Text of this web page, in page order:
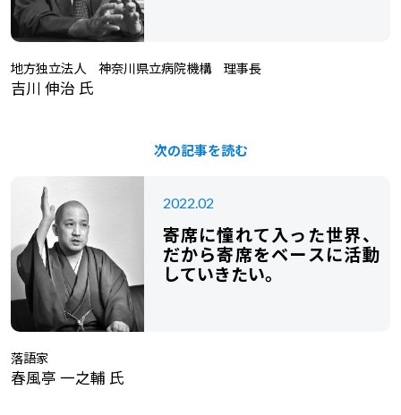
地方独立法人 神奈川県立病院機構 理事長
吉川 伸治 氏
次の記事を読む
2022.02
寄席に憧れて入った世界、
だから寄席をベースに活動
していきたい。
落語家
春風亭 一之輔 氏